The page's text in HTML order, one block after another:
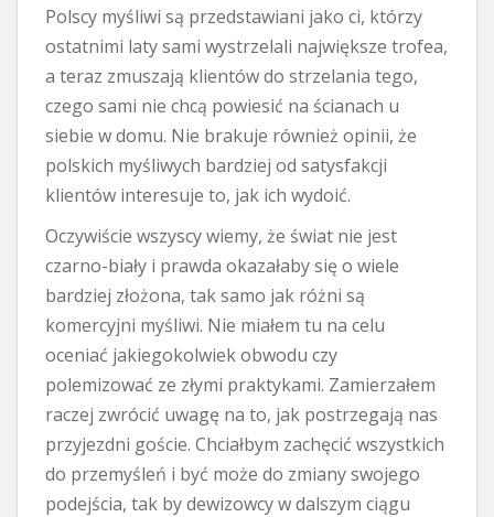
Polscy myśliwi są przedstawiani jako ci, którzy
ostatnimi laty sami wystrzelali największe trofea,
a teraz zmuszają klientów do strzelania tego,
czego sami nie chcą powiesić na ścianach u
siebie w domu. Nie brakuje również opinii, że
polskich myśliwych bardziej od satysfakcji
klientów interesuje to, jak ich wydoić.
Oczywiście wszyscy wiemy, że świat nie jest
czarno-biały i prawda okazałaby się o wiele
bardziej złożona, tak samo jak różni są
komercyjni myśliwi. Nie miałem tu na celu
oceniać jakiegokolwiek obwodu czy
polemizować ze złymi praktykami. Zamierzałem
raczej zwrócić uwagę na to, jak postrzegają nas
przyjezdni goście. Chciałbym zachęcić wszystkich
do przemyśleń i być może do zmiany swojego
podejścia, tak by dewizowcy w dalszym ciągu